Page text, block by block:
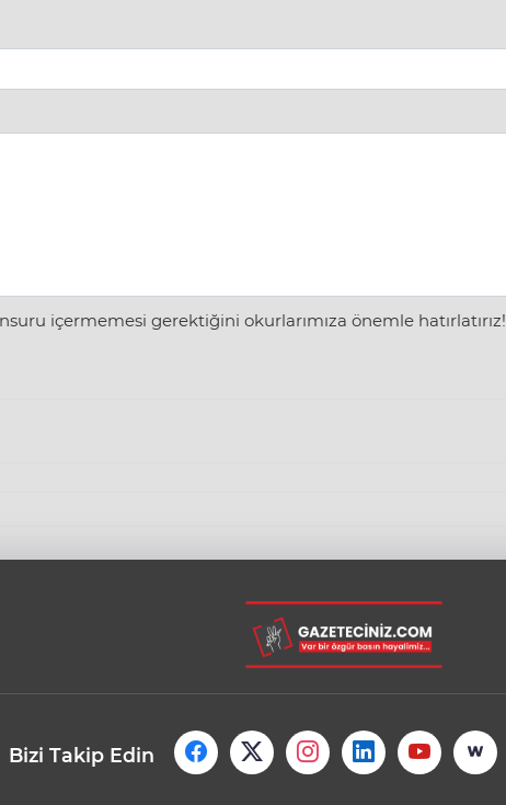
içermemesi gerektiğini okurlarımıza önemle hatırlatırız!
Bizi Takip Edin